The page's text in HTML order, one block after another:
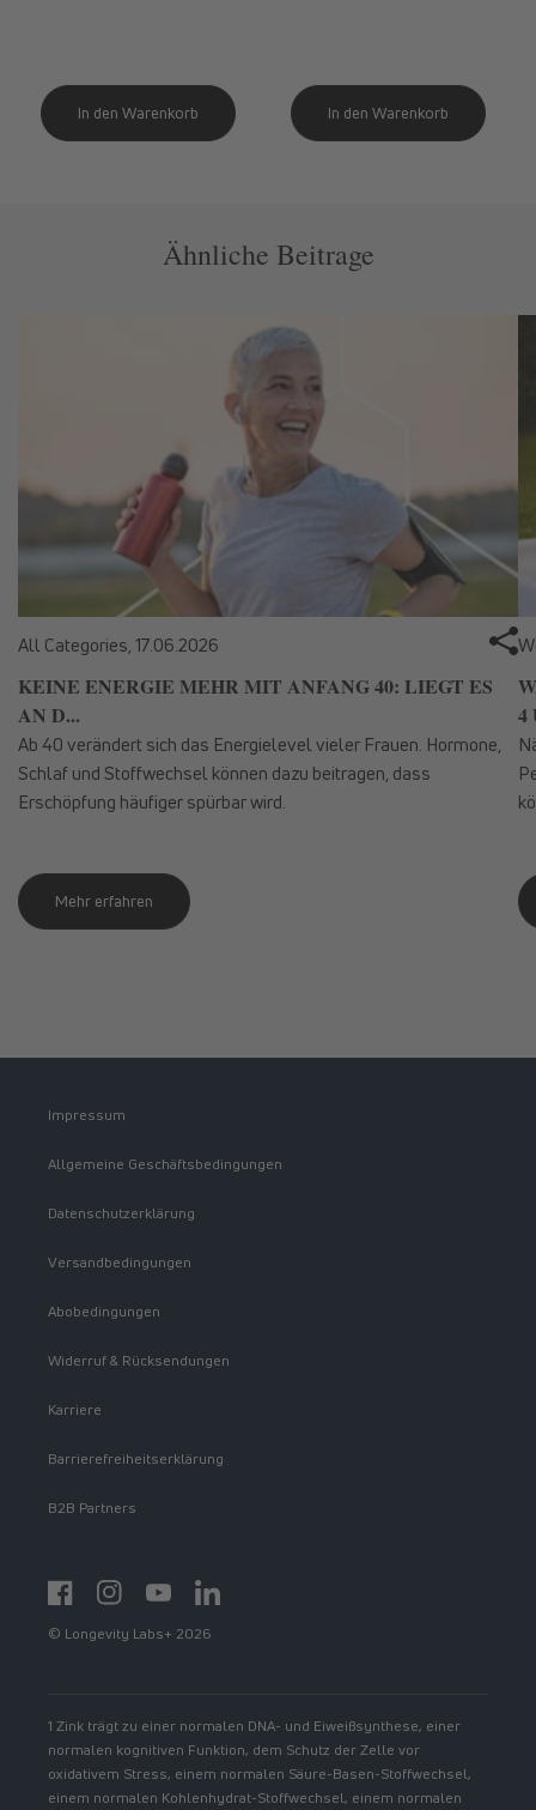
Ähnliche Beitrage
All Categories, 17.06.2026
KEINE ENERGIE MEHR MIT ANFANG 40: LIEGT ES
AN D...
Ab 40 verändert sich das Energielevel vieler Frauen. Hormone,
Schlaf und Stoffwechsel können dazu beitragen, dass
Erschöpfung häufiger spürbar wird.
Mehr erfahren
4
Impressum
Allgemeine Geschäftsbedingungen
Datenschutzerklärung
Versandbedingungen
Abobedingungen
Widerruf & Rücksendungen
Karriere
Barrierefreiheitserklärung
B2B Partners
FacebookInstagramYouTubehttps://www.linkedin.com/showcase/
© Longevity Labs+ 2026
1 Zink trägt zu einer normalen DNA- und Eiweißsynthese, einer
normalen kognitiven Funktion, dem Schutz der Zelle vor
oxidativem Stress, einem normalen Säure-Basen-Stoffwechsel,
einem normalen Kohlenhydrat-Stoffwechsel, einem normalen